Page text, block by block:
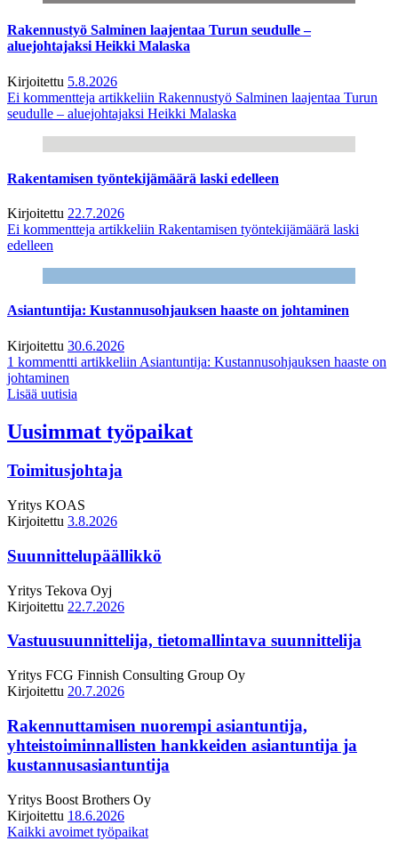
Rakennustyö Salminen laajentaa Turun seudulle –
aluejohtajaksi Heikki Malaska
Kirjoitettu 5.8.2026
Ei kommentteja artikkeliin Rakennustyö Salminen laajentaa Turun
seudulle – aluejohtajaksi Heikki Malaska
Rakentamisen työntekijämäärä laski edelleen
Kirjoitettu 22.7.2026
Ei kommentteja artikkeliin Rakentamisen työntekijämäärä laski
edelleen
Asiantuntija: Kustannusohjauksen haaste on johtaminen
Kirjoitettu 30.6.2026
1 kommentti artikkeliin Asiantuntija: Kustannusohjauksen haaste on
johtaminen
Lisää uutisia
Uusimmat työpaikat
Toimitusjohtaja
Yritys KOAS
Kirjoitettu 3.8.2026
Suunnittelupäällikkö
Yritys Tekova Oyj
Kirjoitettu 22.7.2026
Vastuusuunnittelija, tietomallintava suunnittelija
Yritys FCG Finnish Consulting Group Oy
Kirjoitettu 20.7.2026
Rakennuttamisen nuorempi asiantuntija,
yhteistoiminnallisten hankkeiden asiantuntija ja
kustannusasiantuntija
Yritys Boost Brothers Oy
Kirjoitettu 18.6.2026
Kaikki avoimet työpaikat